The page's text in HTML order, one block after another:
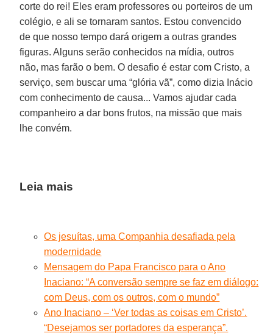
corte do rei! Eles eram professores ou porteiros de um
colégio, e ali se tornaram santos. Estou convencido
de que nosso tempo dará origem a outras grandes
figuras. Alguns serão conhecidos na mídia, outros
não, mas farão o bem. O desafio é estar com Cristo, a
serviço, sem buscar uma “glória vã”, como dizia Inácio
com conhecimento de causa... Vamos ajudar cada
companheiro a dar bons frutos, na missão que mais
lhe convém.
Leia mais
Os jesuítas, uma Companhia desafiada pela
modernidade
Mensagem do Papa Francisco para o Ano
Inaciano: “A conversão sempre se faz em diálogo:
com Deus, com os outros, com o mundo”
Ano Inaciano – ‘Ver todas as coisas em Cristo’.
“Desejamos ser portadores da esperança”.